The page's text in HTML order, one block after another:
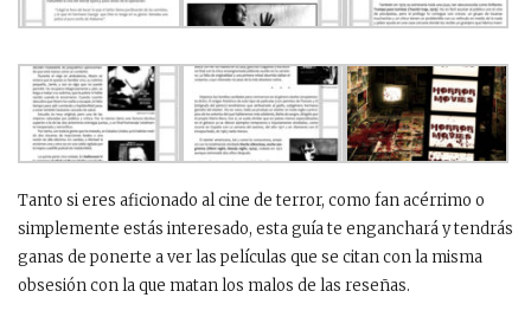
Tanto si eres aficionado al cine de terror, como fan acérrimo o
simplemente estás interesado, esta guía te enganchará y tendrás
ganas de ponerte a ver las películas que se citan con la misma
obsesión con la que matan los malos de las reseñas.